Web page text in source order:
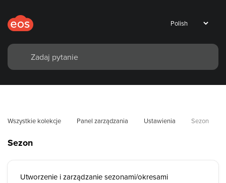
Wszystkie kolekcje Panel zarządzania Ustawienia Sezon
Sezon
Utworzenie i zarządzanie sezonami/okresami